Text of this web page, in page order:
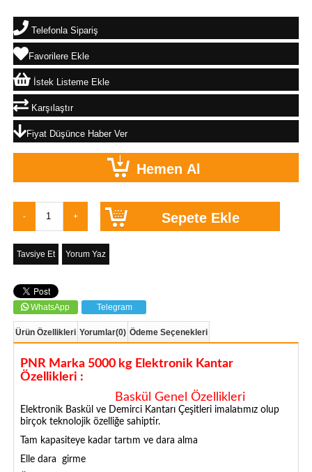
Telefonla Sipariş
Favorilere Ekle
İstek Listeme Ekle
Karşılaştır
Fiyat Düşünce Haber Ver
Tavsiye Et Yorum Yaz
WhatsApp Telegram
Ürün Özellikleri Yorumlar(0) Ödeme Seçenekleri
PNR Marka 5000 kg Elektronik Kantar
Özellikleri :
Baskül Genel Özellikleri
Elektronik Baskül ve Demirci Kantarı Çeşitleri imalatımız olup
birçok teknolojik özelliğe sahiptir.
Tam kapasiteye kadar tartım ve dara alma
Elle dara girme